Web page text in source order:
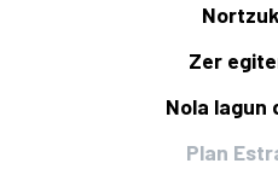
Zer
Nola lagun
Plan